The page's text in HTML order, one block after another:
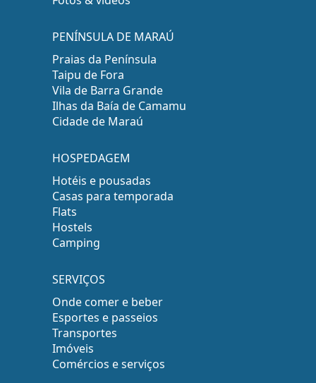
PENÍNSULA DE MARAÚ
Praias da Península
Taipu de Fora
Vila de Barra Grande
Ilhas da Baía de Camamu
Cidade de Maraú
HOSPEDAGEM
Hotéis e pousadas
Casas para temporada
Flats
Hostels
Camping
SERVIÇOS
Onde comer e beber
Esportes e passeios
Transportes
Imóveis
Comércios e serviços